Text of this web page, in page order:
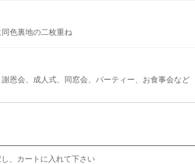
同色裏地の二枚重ね
恩会、成人式、同窓会、パーティー、お食事会など
、カートに入れて下さい